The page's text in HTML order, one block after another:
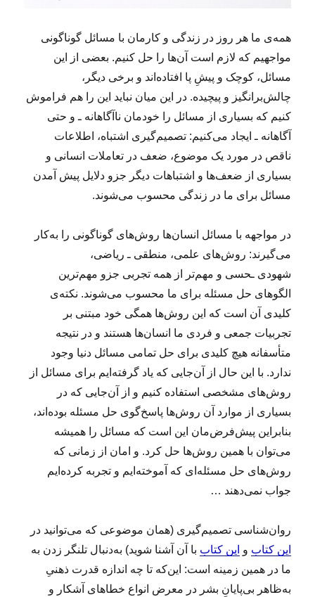
همه‌ی ما هر روز در زندگی و کارمان با مسائل گوناگونی
مواجهیم که لازم است آن‌ها را حل کنیم. بعضی از این
مسائل، کوچک و پیشِ‌ پا افتاده‌اند و برخی دیگر،
چالش‌برانگیز و پیچیده. در این میان نباید این را هم فراموش
کنیم که بسیاری از مسائل را خودمان ناآگاهانه ـ و حتی
آگاهانه ـ ایجاد می‌کنیم: تصمیم‌گیری اشتباه، اطلاعات
ناقص در مورد یک موضوع، ضعف در تعاملات انسانی و
بسیاری از ضعف‌ها و اشتباهات دیگر جزو دلایل پیش آمدن
مسائل برای ما در زندگی محسوب می‌شوند.
در مواجهه با مسائل انسان‌ها روش‌های گوناگونی را به‌کار
می‌گیرند: روش‌های علمی، منطقی ـ ریاضی،
شهودی ـحسی و مهم‌تر از همه تجربی جزو مهم‌ترین
الگوهای حل مسئله برای ما محسوب می‌شوند. نکته‌ی
کلیدی آن است که این روش‌ها همگی خود مبتنی بر
تجربیات جمعی و فردی ما انسان‌ها هستند و در نتیجه
متأسفانه هیچ کلیدی برای حل تمامی مسائل دنیا وجود
ندارد. با این حال از آن‌جایی که یاد گرفته‌ایم برای مسائل از
روش‌های مشخصی استفاده کنیم و از آن‌جایی که در
بسیاری از موارد آن روش‌ها پاسخ‌گوی حل مسئله بوده‌اند،
بنابراین پیش‌فرض‌مان این است که مسائل را همیشه
می‌توان با همین روش‌ها حل کرد. و امان از زمانی که
روش‌های حل مسئله‌ای که آموخته‌ایم و تجربه کرده‌ایم
جواب نمی‌دهند …
روان‌شناسی تصمیم‌گیری (همان موضوعی که می‌توانید در
این کتاب و این کتاب با آن آشنا شوید) به‌دنبال تلنگر زدن به
ما در همین زمینه است: این‌که تا چه اندازه قدرت ذهنیِ
به‌ظاهر بی‌پایانِ بشر در معرض انواع خطاهای آشکار و